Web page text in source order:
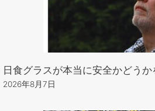
日食グラスが本当に安全かどう
2026年8月7日